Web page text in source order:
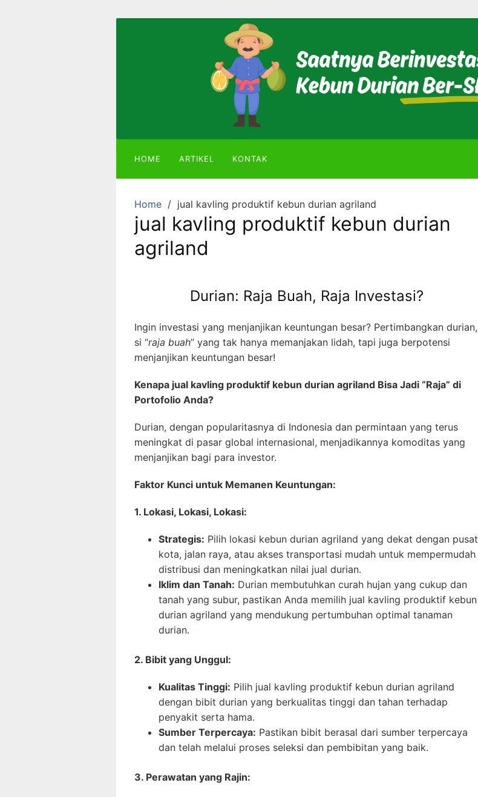
Durian
atau
Alpukat
Miki
HOME ARTIKEL KONTAK
Home jual kavling produktif kebun durian agriland
jual kavling produktif kebun durian
agriland
Durian: Raja Buah, Raja Investasi?
Ingin investasi yang menjanjikan keuntungan besar? Pertimbangkan durian,
si “raja buah” yang tak hanya memanjakan lidah, tapi juga berpotensi
menjanjikan keuntungan besar!
Kenapa jual kavling produktif kebun durian agriland Bisa Jadi “Raja” di
Portofolio Anda?
Durian, dengan popularitasnya di Indonesia dan permintaan yang terus
meningkat di pasar global internasional, menjadikannya komoditas yang
menjanjikan bagi para investor.
Faktor Kunci untuk Memanen Keuntungan:
1. Lokasi, Lokasi, Lokasi:
Strategis: Pilih lokasi kebun durian agriland yang dekat dengan pusat
kota, jalan raya, atau akses transportasi mudah untuk mempermudah
distribusi dan meningkatkan nilai jual durian.
Iklim dan Tanah: Durian membutuhkan curah hujan yang cukup dan
tanah yang subur, pastikan Anda memilih jual kavling produktif kebun
durian agriland yang mendukung pertumbuhan optimal tanaman
durian.
2. Bibit yang Unggul:
Kualitas Tinggi: Pilih jual kavling produktif kebun durian agriland
dengan bibit durian yang berkualitas tinggi dan tahan terhadap
penyakit serta hama.
Sumber Terpercaya: Pastikan bibit berasal dari sumber terpercaya
dan telah melalui proses seleksi dan pembibitan yang baik.
3. Perawatan yang Rajin: